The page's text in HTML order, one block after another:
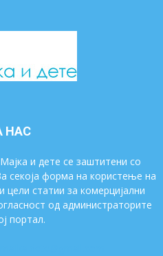
НАС
и дете се заштитени со
секоја форма на користење на
цели статии за комерцијални
од администраторите
портал.